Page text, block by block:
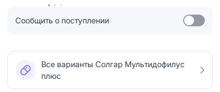
Сообщить о поступлении
Все варианты Солгар Мультидофилус
плюс